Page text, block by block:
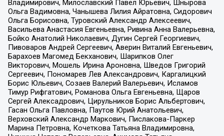
Владимирович, Милославский Павел Юрьевич, Шнырова
Ольга Вадимовна, Чанышева Лилия Айратовна, Сидорович
Ольга Борисовна, Туровский Александр Алексеевич,
Васильева Анастасия Евгеньевна, Ривина Анна Валерьевна,
Бойко Анатолий Николаевич, Дугин Сергей Георгиевич,
Пивоваров Андрей Сергеевич, Аверин Виталий Евгеньевич,
Барахоев Магомед Бекханович, Шарипков Олег
Викторович, Мошель Ирина Ароновна, Шведов Григорий
Сергеевич, Пономарев Лев Александрович, Каргалицкий
Борис Юльевич, Созаев Валерий Валерьевич, Исламов
Тимур Рифгатович, Романова Ольга Евгеньевна, Щаров
Сергей Алексадрович, Цирульников Борис Альбертович,
Гасан Ольга Павловна, Паутов Юрий Анатольевич,
Верховский Александр Маркович, Пислакова-Паркер
Марина Петровна, Кочеткова Татьяна Владимировна,